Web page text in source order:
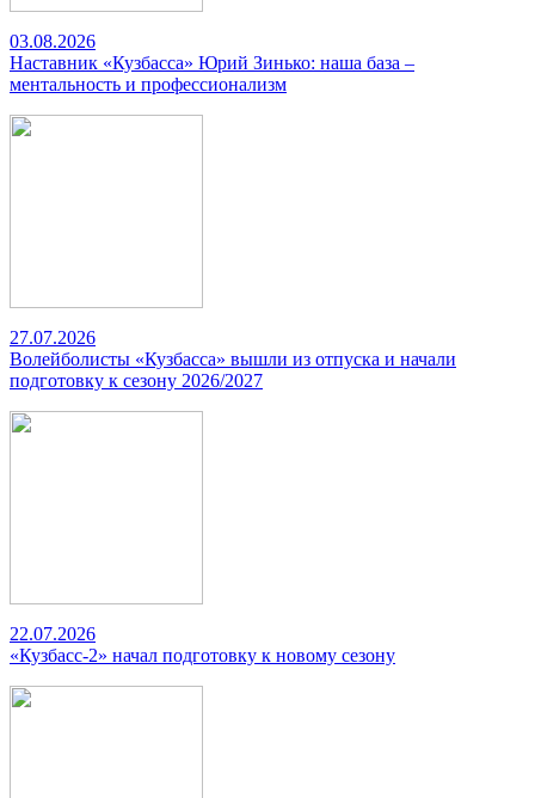
03.08.2026
Наставник «Кузбасса» Юрий Зинько: наша база –
ментальность и профессионализм
27.07.2026
Волейболисты «Кузбасса» вышли из отпуска и начали
подготовку к сезону 2026/2027
22.07.2026
«Кузбасс-2» начал подготовку к новому сезону